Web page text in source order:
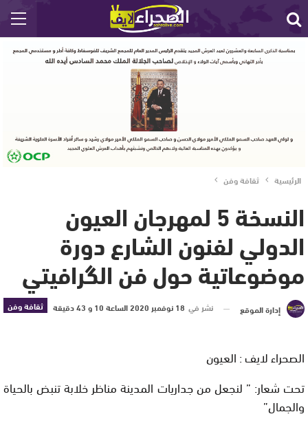
الرئيسية ثقافة وفن
النسخة 5 لمهرجان العيون
الدولي لفنون الشارع دورة
موضوعاتية حول فن الگرافيتي
ثقافة وفن إدارة الموقع نشر في 18 نوفمبر 2020 الساعة 10 و 43 دقيقة
الصحراء لايف : العيون
تحت شعار: ” لنجعل من جداريات المدينة مناظر خلابة تنبض بالحياة
والجمال”